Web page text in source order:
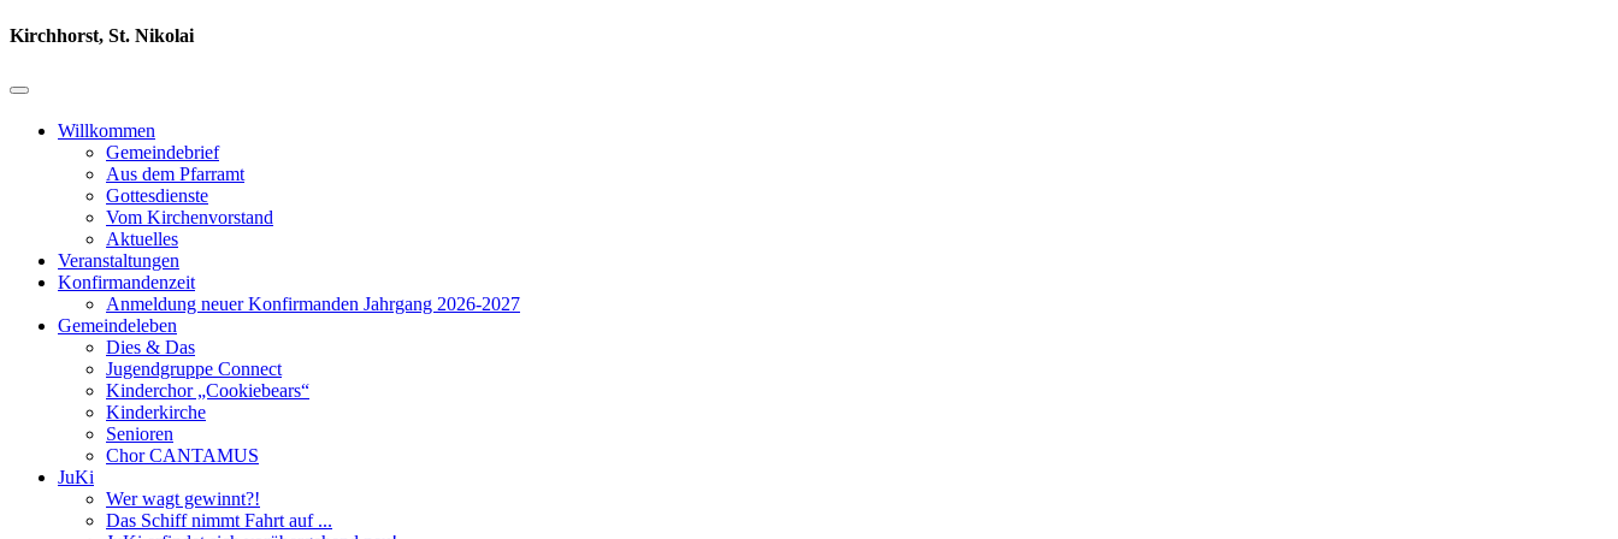
Kirchhorst, St. Nikolai
Willkommen
Gemeindebrief
Aus dem Pfarramt
Gottesdienste
Vom Kirchenvorstand
Aktuelles
Veranstaltungen
Konfirmandenzeit
Anmeldung neuer Konfirmanden Jahrgang 2026-2027
Gemeindeleben
Dies & Das
Jugendgruppe Connect
Kinderchor „Cookiebears“
Kinderkirche
Senioren
Chor CANTAMUS
JuKi
Wer wagt gewinnt?!
Das Schiff nimmt Fahrt auf ...